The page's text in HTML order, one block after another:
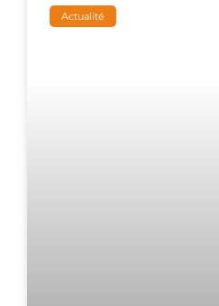
Actualité